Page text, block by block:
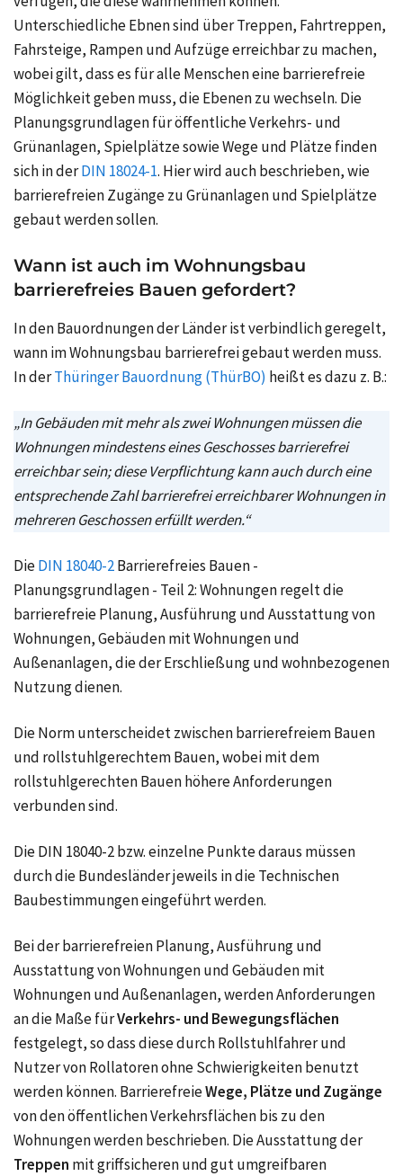
Unterschiedliche Ebnen sind über Treppen, Fahrtreppen,
Fahrsteige, Rampen und Aufzüge erreichbar zu machen,
wobei gilt, dass es für alle Menschen eine barrierefreie
Möglichkeit geben muss, die Ebenen zu wechseln. Die
Planungsgrundlagen für öffentliche Verkehrs- und
Grünanlagen, Spielplätze sowie Wege und Plätze finden
sich in derDIN 18024-1. Hier wird auch beschrieben, wie
barrierefreien Zugänge zu Grünanlagen und Spielplätze
gebaut werden sollen.
Wann ist auch im Wohnungsbau
barrierefreies Bauen gefordert?
In den Bauordnungen der Länder ist verbindlich geregelt,
wann im Wohnungsbau barrierefrei gebaut werden muss.
In derThüringer Bauordnung (ThürBO) heißt es dazu z. B.:
„In Gebäuden mit mehr als zwei Wohnungen müssen die
Wohnungen mindestens eines Geschosses barrierefrei
erreichbar sein; diese Verpflichtung kann auch durch eine
entsprechende Zahl barrierefrei erreichbarer Wohnungen in
mehreren Geschossen erfüllt werden.“
DieDIN 18040-2Barrierefreies Bauen -
Planungsgrundlagen - Teil 2: Wohnungen regelt die
barrierefreie Planung, Ausführung und Ausstattung von
Wohnungen, Gebäuden mit Wohnungen und
Außenanlagen, die der Erschließung und wohnbezogenen
Nutzung dienen.
Die Norm unterscheidet zwischen barrierefreiem Bauen
und rollstuhlgerechtem Bauen, wobei mit dem
rollstuhlgerechten Bauen höhere Anforderungen
verbunden sind.
DieDIN 18040-2bzw. einzelne Punkte daraus müssen
durch die Bundesländer jeweils in die Technischen
Baubestimmungen eingeführt werden.
Bei der barrierefreien Planung, Ausführung und
Ausstattung von Wohnungen und Gebäuden mit
Wohnungen und Außenanlagen, werden Anforderungen
an die Maße fürVerkehrs- und Bewegungsflächen
festgelegt, so dass diese durch Rollstuhlfahrer und
Nutzer von Rollatoren ohne Schwierigkeiten benutzt
werden können. BarrierefreieWege, Plätze und Zugänge
von den öffentlichen Verkehrsflächen bis zu den
Wohnungen werden beschrieben. Die Ausstattung der
Treppen mit griffsicheren und gut umgreifbaren